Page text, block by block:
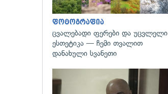
ფოტოგრაფია
ცვალებადი ფერები და უცვლელი
ესთეტიკა — ჩემი თვალით
დანახული სვანეთი